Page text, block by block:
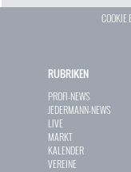
COOKIE
RUBRIKEN
PROFI-NEWS
JEDERMANN-NEWS
LIVE
MARKT
KALENDER
VEREINE